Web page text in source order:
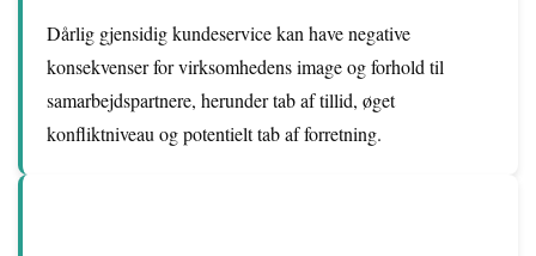
Dårlig gjensidig kundeservice kan have negative
konsekvenser for virksomhedens image og forhold til
samarbejdspartnere, herunder tab af tillid, øget
konfliktniveau og potentielt tab af forretning.